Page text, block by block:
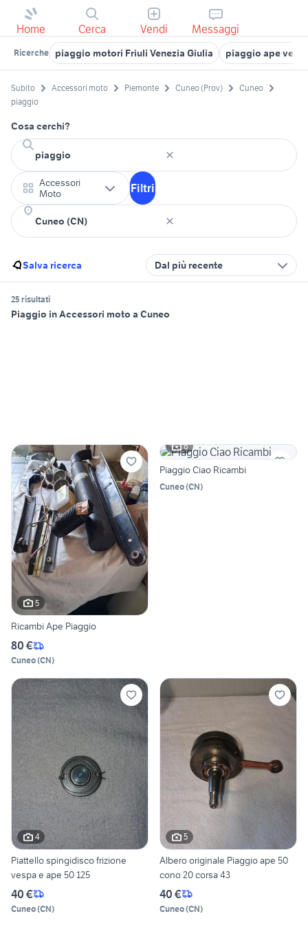
Home Cerca Vendi Messaggi
Ricerche piaggio motori Friuli Venezia Giulia piaggio ape
Subito Accessori moto Piemonte Cuneo (Prov)
Cuneo
piaggio
Cosa cerchi?
Accessori
Moto
Filtri
Salva ricerca Dal più recente
25 risultati
Piaggio in Accessori moto a Cuneo
5
Ricambi Ape Piaggio
80 €
Cuneo(CN)
6
Piaggio Ciao Ricambi
Cuneo(CN)
4
Piattello spingidisco frizione
vespa e ape 50 125
40 €
Cuneo(CN)
5
Albero originale Piaggio ape 50
cono 20 corsa 43
40 €
Cuneo(CN)